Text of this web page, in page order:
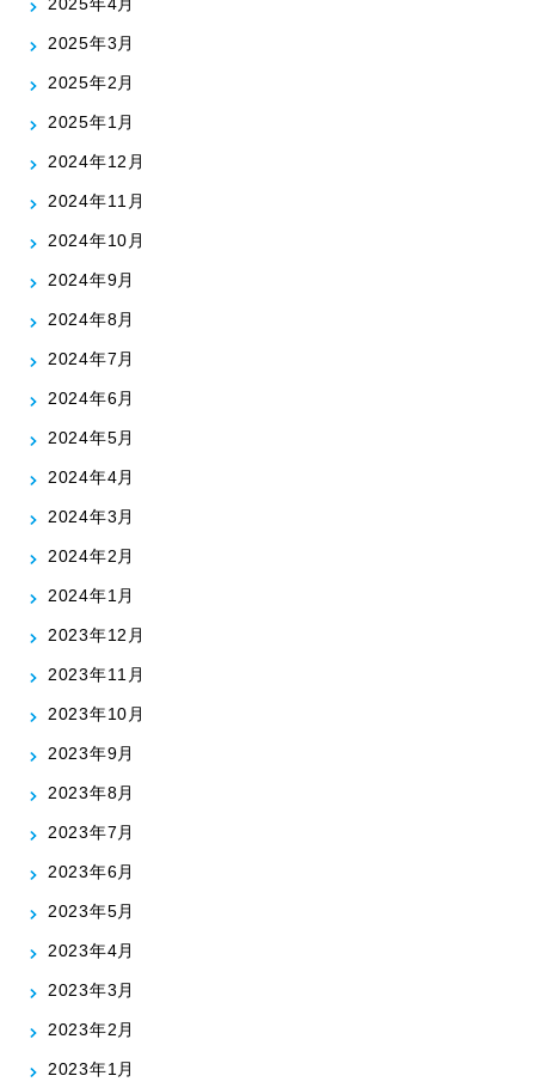
2025年3月
2025年2月
2025年1月
2024年12月
2024年11月
2024年10月
2024年9月
2024年8月
2024年7月
2024年6月
2024年5月
2024年4月
2024年3月
2024年2月
2024年1月
2023年12月
2023年11月
2023年10月
2023年9月
2023年8月
2023年7月
2023年6月
2023年5月
2023年4月
2023年3月
2023年2月
2023年1月